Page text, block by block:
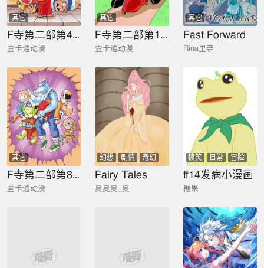
其它
F寺第二部第4册
壹卡通动漫
其它
F寺第二部第1册
壹卡通动漫
其它
Fast Forward
Rina里奈
其它
F寺第二部第8册
壹卡通动漫
幻想 剧情 奇幻
Fairy Tales
夏夏夏_夏
搞笑 日常 冒险
ff14发病小漫画
糖果